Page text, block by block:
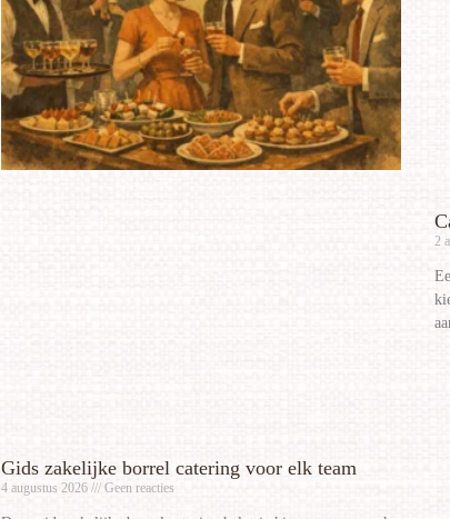
Gids zakelijke borrel catering voor elk team
4 augustus 2026 Geen reacties
2